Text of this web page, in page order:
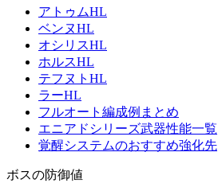
アトゥムHL
ベンヌHL
オシリスHL
ホルスHL
テフヌトHL
ラーHL
フルオート編成例まとめ
エニアドシリーズ武器性能一覧
覚醒システムのおすすめ強化先
ボスの防御値